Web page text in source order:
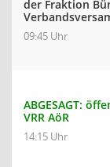
der Fraktion
09:45 Uhr
ABGESAGT:
VRR AöR
14:15 Uhr